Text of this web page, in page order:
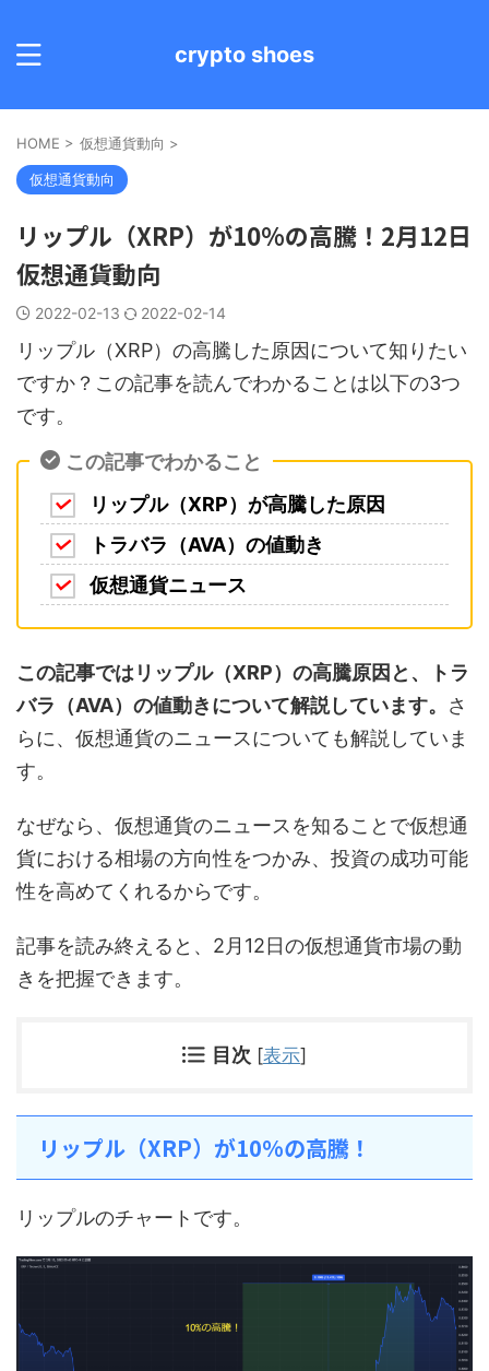
crypto shoes
HOME > 仮想通貨動向 >
仮想通貨動向
リップル（XRP）が10%の高騰！2月12日
仮想通貨動向
2022-02-13 2022-02-14
リップル（XRP）の高騰した原因について知りたい
ですか？この記事を読んでわかることは以下の3つ
です。
この記事でわかること
リップル（XRP）が高騰した原因
トラバラ（AVA）の値動き
仮想通貨ニュース
この記事ではリップル（XRP）の高騰原因と、トラ
バラ（AVA）の値動きについて解説しています。 さ
らに、仮想通貨のニュースについても解説していま
す。
なぜなら、仮想通貨のニュースを知ることで仮想通
貨における相場の方向性をつかみ、投資の成功可能
性を高めてくれるからです。
記事を読み終えると、2月12日の仮想通貨市場の動
きを把握できます。
目次 [表示]
リップル（XRP）が10%の高騰！
リップルのチャートです。